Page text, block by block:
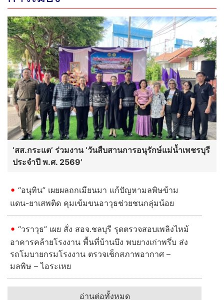
‘สส.กระแต’ ร่วมงาน ‘วันสืบสานการอนุรักษ์แม่น้ำเพชรบุรี
ประจำปี พ.ศ. 2569’
“อนุทิน” เผยผลถกเมียนมา แก้ปัญหามลพิษข้าม
แดน-ยาเสพติด คุมเข้มขนอาวุธช่วยชนกลุ่มน้อย
“วราวุธ” เผย สั่ง สอจ.ชลบุรี รุดตรวจสอบเพลิงไหม้
อาคารคล้ายโรงงาน พื้นที่บ้านบึง พบยางเก่าพรึ่บ ส่ง
รถโมบายกรมโรงงาน ตรวจเช็กสภาพอากาศ –
มลพิษ – ไอระเหย
อ่านต่อทั้งหมด
อาชญากรรม
สืบบางละมุงบุกจับแก๊งงัดมิเตอร์น้ำ
ทั้งตำบลกว่า 50 หลัง ซุกของกลาง